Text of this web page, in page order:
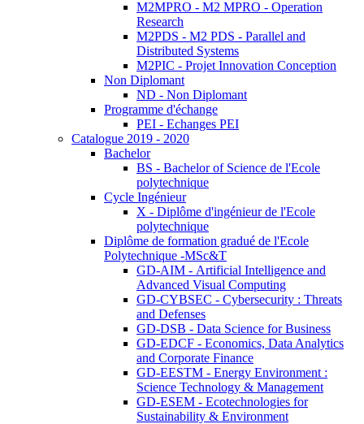
M2MPRO - M2 MPRO - Operation
Research
M2PDS - M2 PDS - Parallel and
Distributed Systems
M2PIC - Projet Innovation Conception
Non Diplomant
ND - Non Diplomant
Programme d'échange
PEI - Echanges PEI
Catalogue 2019 - 2020
Bachelor
BS - Bachelor of Science de l'Ecole
polytechnique
Cycle Ingénieur
X - Diplôme d'ingénieur de l'Ecole
polytechnique
Diplôme de formation gradué de l'Ecole
Polytechnique -MSc&T
GD-AIM - Artificial Intelligence and
Advanced Visual Computing
GD-CYBSEC - Cybersecurity : Threats
and Defenses
GD-DSB - Data Science for Business
GD-EDCF - Economics, Data Analytics
and Corporate Finance
GD-EESTM - Energy Environment :
Science Technology & Management
GD-ESEM - Ecotechnologies for
Sustainability & Environment